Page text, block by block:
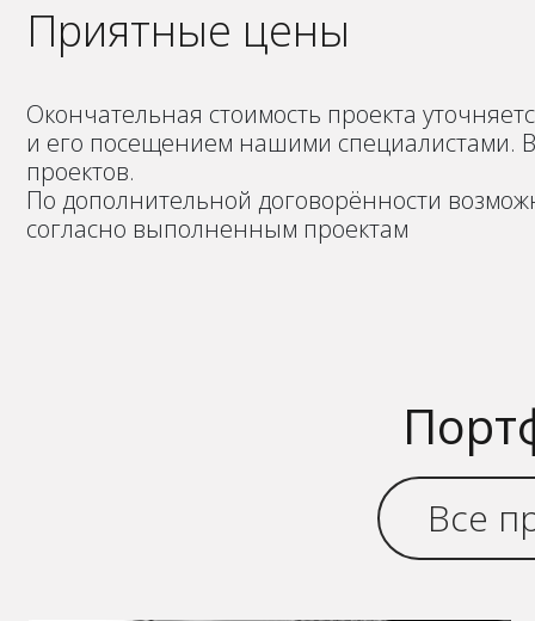
Приятные цены
Окончательная стоимость проекта
и его посещением нашими
проектов.
По дополнительной договорённости
согласно выполненным проектам
Все